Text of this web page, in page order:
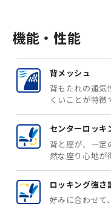
機能・性能
背メッシュ
背もたれの通気
くいことが特徴
センターロッキ
背と座が、一定
然な座り心地が
ロッキング強さ
好みに合わせて